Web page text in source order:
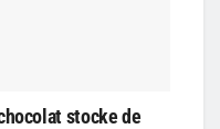
stocke de